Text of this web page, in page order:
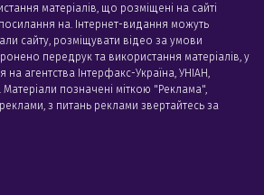
матеріалів, що розміщені на сайті
на. Інтернет-видання можуть
сайту, розміщувати відео за умови
передрук та використання матеріалів, у
на агентства Iнтерфакс-Україна, УНIАН,
Матеріали позначені міткою "Реклама",
з питань реклами звертайтесь за